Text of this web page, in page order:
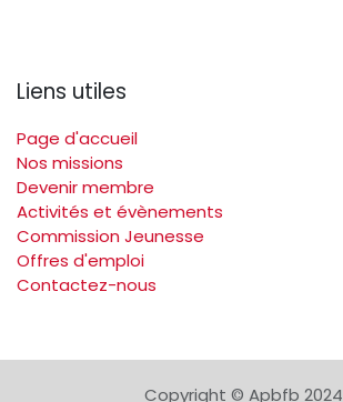
Liens utiles
Page d'accueil
Nos missions
Devenir membre
Activités et évènements
Commission Jeunesse
Offres d'emploi
Contactez-nous
Copyright © Apbfb 2024